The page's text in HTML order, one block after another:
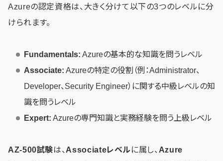
Azureの認定資格は、大きく分けて以下の3つのレベルに分
けられます。
Fundamentals: Azureの基本的な知識を問うレベル
Associate: Azureの特定の役割（例：Administrator、
Developer、Security Engineer）に関する中級レベルの知
識を問うレベル
Expert: Azureの専門知識と実務経験を問う上級レベル
AZ-500試験は、 Associateレベル に属し、 Azure